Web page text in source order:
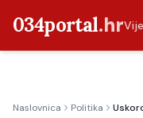
034portal.hr
Naslovnica Politika